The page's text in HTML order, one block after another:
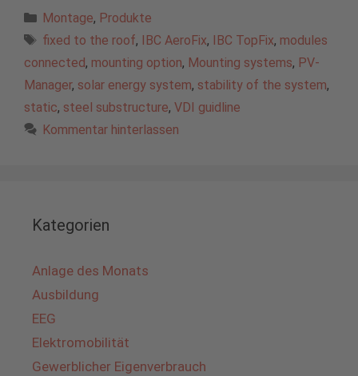
Kategorien
Montage, Produkte
Schlagwörter
fixed to the roof, IBC AeroFix, IBC TopFix, modules
connected, mounting option, Mounting systems, PV-
Manager, solar energy system, stability of the system,
static, steel substructure, VDI guidline
Kommentar hinterlassen
Kategorien
Anlage des Monats
Ausbildung
EEG
Elektromobilität
Gewerblicher Eigenverbrauch